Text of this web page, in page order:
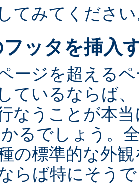
てみてくださ
ッタを挿入
ージを超える
ているならば
なうことが本
るでしょう。
の標準的な外
らば特にそう